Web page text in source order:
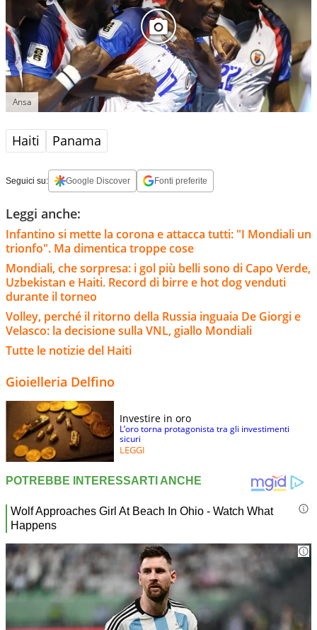
Ansa
Haiti Panama
Seguici su: Google Discover Fonti preferite
Leggi anche:
Infantino si mette la corona e attacca tutti: "I Mondiali un
trionfo". Ma dimentica troppe cose
Mondiali, che sorpresa: i gol più belli sono di Capo Verde,
Uzbekistan e Haiti. Record di birre e hot dog venduti
durante il torneo
Volley, perché il ritorno della Russia inguaia De Giorgi e
Velasco: la decisione sulla VNL, giallo Mondiali
Tutte le notizie del Haiti
Gioielleria Delfino
Investire in oro
L’oro torna protagonista tra gli investimenti
sicuri
LEGGI